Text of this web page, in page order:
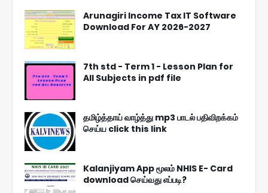
Arunagiri Income Tax IT Software
Download For AY 2026-2027
7th std - Term 1 - Lesson Plan for
All Subjects in pdf file
தமிழ்த்தாய் வாழ்த்து mp3 பாடல் பதிவிறக்கம்
செய்ய click this link
Kalanjiyam App மூலம் NHIS E- Card
download செய்வது எப்படி?